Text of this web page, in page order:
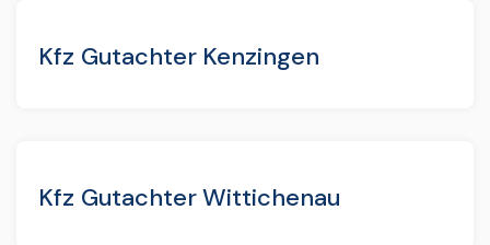
Kfz Gutachter Kenzingen
Kfz Gutachter Wittichenau